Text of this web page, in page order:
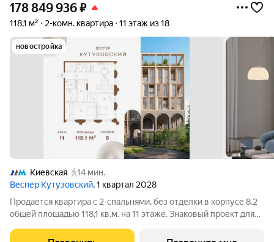
178 849 936₽
118,1 м² 2-комн. квартира 11 этаж из 18
новостройка
Киевская
14 мин.
Веспер Кутузовский, 1 квартал 2028
Продается квартира с 2-спальнями, без отделки в корпусе 8.2
общей площадью 118,1 кв.м. на 11 этаже. Знаковый проект для
площадью 3,7 га расположен на Кутузовском проспекте и